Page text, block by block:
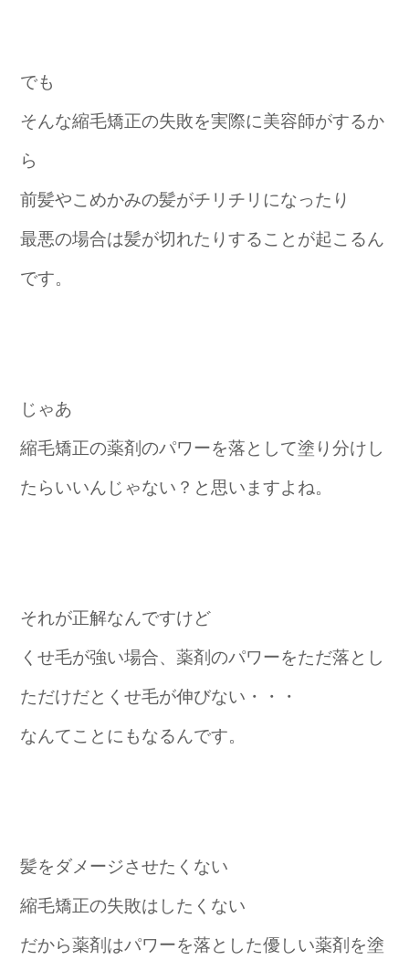
でも
そんな縮毛矯正の失敗を実際に美容師がするか
ら
前髪やこめかみの髪がチリチリになったり
最悪の場合は髪が切れたりすることが起こるん
です。
じゃあ
縮毛矯正の薬剤のパワーを落として塗り分けし
たらいいんじゃない？と思いますよね。
それが正解なんですけど
くせ毛が強い場合、薬剤のパワーをただ落とし
ただけだとくせ毛が伸びない・・・
なんてことにもなるんです。
髪をダメージさせたくない
縮毛矯正の失敗はしたくない
だから薬剤はパワーを落とした優しい薬剤を塗